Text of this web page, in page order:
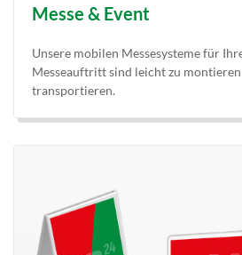
Messe & Event
Unsere mobilen Messesysteme für
Messeauftritt sind leicht zu montieren
transportieren.